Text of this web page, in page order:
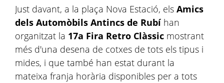
Just davant, a la plaça Nova Estació, els Amics
dels Automòbils Antincs de Rubíhan
organitzat la 17a Fira Retro Clàssic mostrant
més d'una desena de cotxes de tots els tipus i
mides, i que també han estat durant la
mateixa franja horària disponibles per a tots